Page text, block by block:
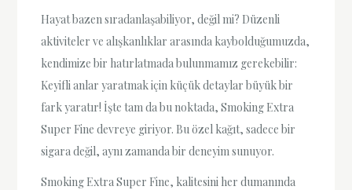
Hayat bazen sıradanlaşabiliyor, değil mi? Düzenli
aktiviteler ve alışkanlıklar arasında kaybolduğumuzda,
kendimize bir hatırlatmada bulunmamız gerekebilir:
Keyifli anlar yaratmak için küçük detaylar büyük bir
fark yaratır! İşte tam da bu noktada, Smoking Extra
Super Fine devreye giriyor. Bu özel kağıt, sadece bir
sigara değil, aynı zamanda bir deneyim sunuyor.
Smoking Extra Super Fine, kalitesini her dumanında